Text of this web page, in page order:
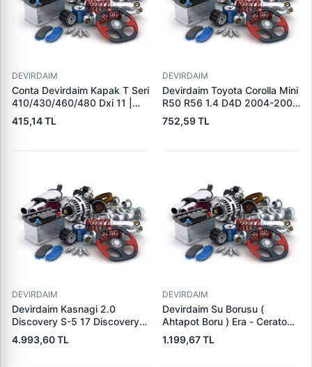
DEVIRDAIM
Conta Devirdaim Kapak T Seri
410/430/460/480 Dxi 11 |
VICTOR REINZ 70-38633-00
| OEM 7420479636
415,14 TL
DEVIRDAIM
Devirdaim Toyota Corolla Mini
R50 R56 1.4 D4D 2004-2007
Yaris 1.4 D4D 2005-> (P9)
Auris 1.4 D4D 2007-2012
08010353 | OEM
752,59 TL
DEVIRDAIM
Devirdaim Kasnagi 2.0
Discovery S-5 17 Discovery
Sport 15 New Defender 20
Evoque 12 | LANDROVER
4.993,60 TL
DEVIRDAIM
Devirdaim Su Borusu (
Ahtapot Boru ) Era - Cerato
1.5 Crdi 2006-> | ATIK 272 |
OEM 25620-2A100
1.199,67 TL